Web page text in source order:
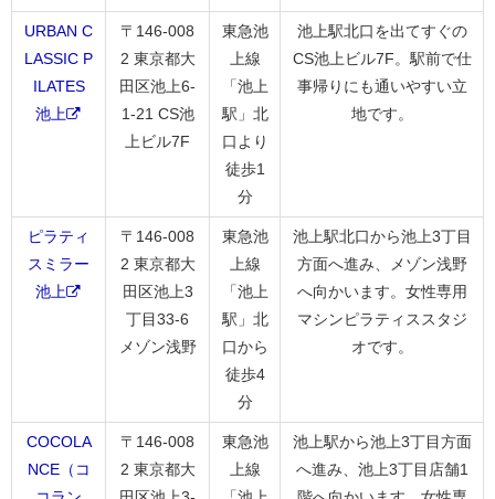
URBAN C
LASSIC P
ILATES
池上
〒146-008
2 東京都大
田区池上6-
1-21 CS池
上ビル7F
東急池
上線
「池上
駅」北
口より
徒歩1
分
池上駅北口を出てすぐの
CS池上ビル7F。駅前で仕
事帰りにも通いやすい立
地です。
ピラティ
スミラー
池上
〒146-008
2 東京都大
田区池上3
丁目33-6
メゾン浅野
東急池
上線
「池上
駅」北
口から
徒歩4
分
池上駅北口から池上3丁目
方面へ進み、メゾン浅野
へ向かいます。女性専用
マシンピラティススタジ
オです。
COCOLA
NCE（コ
〒146-008
2 東京都大
東急池
上線
池上駅から池上3丁目方面
へ進み、池上3丁目店舗1